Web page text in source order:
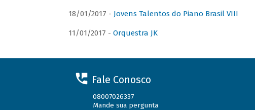
18/01/2017 - Jovens Talentos do Piano Brasil VIII
11/01/2017 - Orquestra JK
Fale Conosco
08007026337
Mande sua pergunta